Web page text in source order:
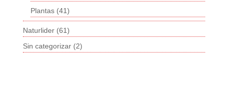
Plantas (41)
Naturlider (61)
Sin categorizar (2)